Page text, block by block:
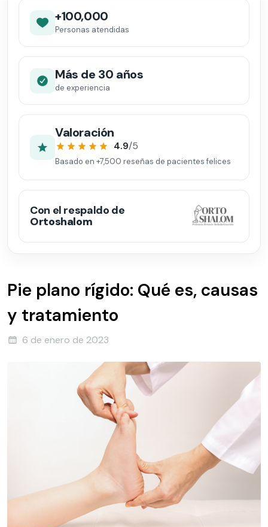
+100,000
Personas atendidas
Más de 30 años
de experiencia
Valoración
4.9/5
Basado en +7,500 reseñas de pacientes felices
Con el respaldo de
Ortoshalom
Pie plano rígido: Qué es, causas
y tratamiento
6 de enero de 2023